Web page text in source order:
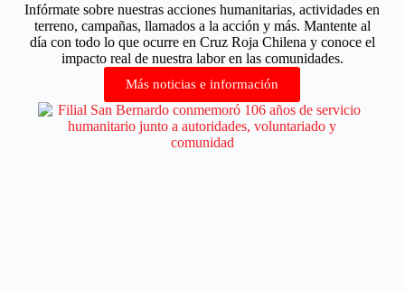
Infórmate sobre nuestras acciones humanitarias, actividades en
terreno, campañas, llamados a la acción y más. Mantente al
día con todo lo que ocurre en Cruz Roja Chilena y conoce el
impacto real de nuestra labor en las comunidades.
Más noticias e información